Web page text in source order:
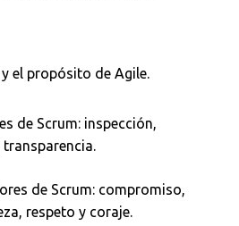
el propósito de Agile.
de Scrum: inspección,
de Scrum: compromiso,
respeto y coraje.